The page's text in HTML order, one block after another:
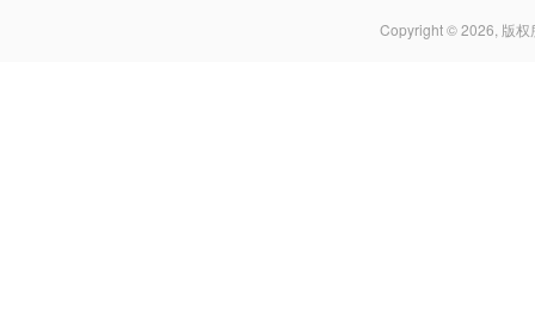
Copyright © 2026, 版